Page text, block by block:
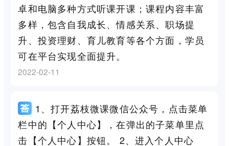
卓和电脑多种方式听课开课；课程内容丰富
多样，包含自我成长、情感关系、职场提
升、投资理财、育儿教育等各个方面，学员
可在平台实现全面提升。
2022-02-11
1、打开荔枝微课微信公众号，点击菜单
栏中的【个人中心】，在弹出的子菜单里点
击【个人中心】按钮。 2、进入个人中心